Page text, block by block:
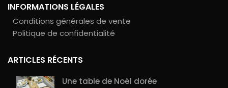
INFORMATIONS LÉGALES
Conditions générales de vente
Politique de confidentialité
ARTICLES RÉCENTS
Une table de Noël dorée